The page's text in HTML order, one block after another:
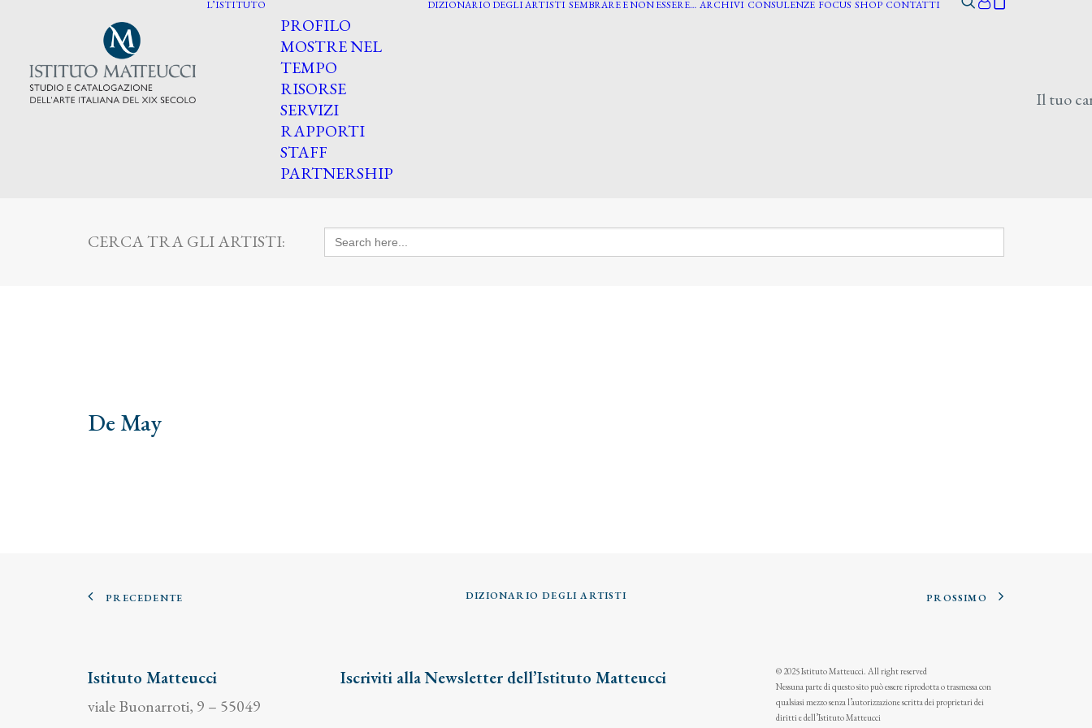
L’ISTITUTO
PROFILO
MOSTRE NEL
TEMPO
RISORSE
SERVIZI
RAPPORTI
STAFF
PARTNERSHIP
DIZIONARIO DEGLI ARTISTI SEMBRARE E NON ESSERE… ARCHIVI CONSULENZE FOCUS SHOP CONTATTI
Il tuo
CERCA TRA GLI ARTISTI: Search
for:
De May
PRECEDENTE DIZIONARIO DEGLI ARTISTI PROSSIMO
Istituto Matteucci
viale Buonarroti, 9 – 55049
Iscriviti alla Newsletter dell’Istituto Matteucci
© 2025 Istituto Matteucci. All right reserved
Nessuna parte di questo sito può essere riprodotta o trasmessa con
qualsiasi mezzo senza l’autorizzazione scritta dei proprietari dei
diritti e dell’Istituto Matteucci